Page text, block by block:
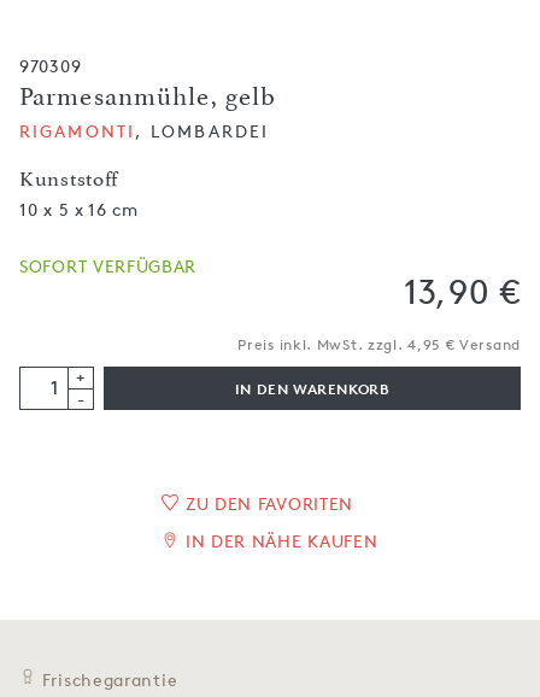
970309
Parmesanmühle, gelb
Kunststoff
RIGAMONTI , LOMBARDEI
10 x 5 x 16 cm
SOFORT VERFÜGBAR
13,90 €
Preis inkl. MwSt. zzgl. 4,95 € Versand
+
-
IN DEN WARENKORB
ZU DEN FAVORITEN
IN DER NÄHE KAUFEN
Frischegarantie